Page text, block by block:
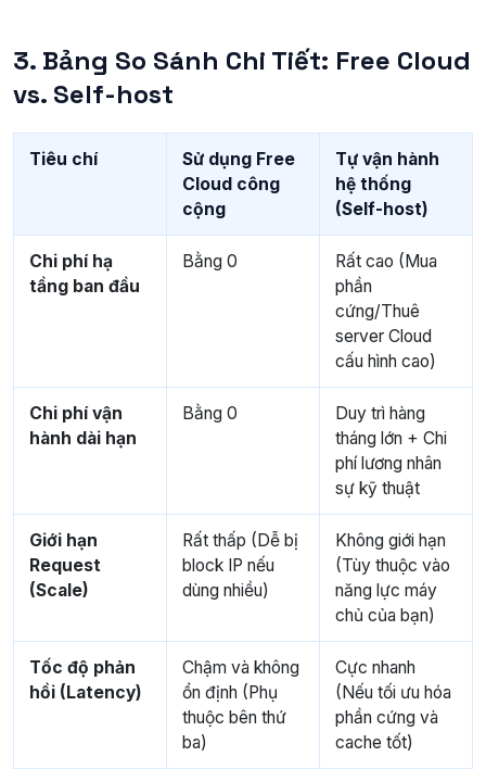
3. Bảng So Sánh Chi Tiết: Free Cloud
vs. Self-host
Tiêu chí
Sử dụng Free
Cloud công
cộng
Tự vận hành
hệ thống
(Self-host)
Chi phí hạ
tầng ban đầu
Bằng 0
Rất cao (Mua
phần
cứng/Thuê
server Cloud
cấu hình cao)
Chi phí vận
hành dài hạn
Bằng 0
Duy trì hàng
tháng lớn + Chi
phí lương nhân
sự kỹ thuật
Giới hạn
Request
(Scale)
Rất thấp (Dễ bị
block IP nếu
dùng nhiều)
Không giới hạn
(Tùy thuộc vào
năng lực máy
chủ của bạn)
Tốc độ phản
hồi (Latency)
Chậm và không
ổn định (Phụ
thuộc bên thứ
ba)
Cực nhanh
(Nếu tối ưu hóa
phần cứng và
cache tốt)